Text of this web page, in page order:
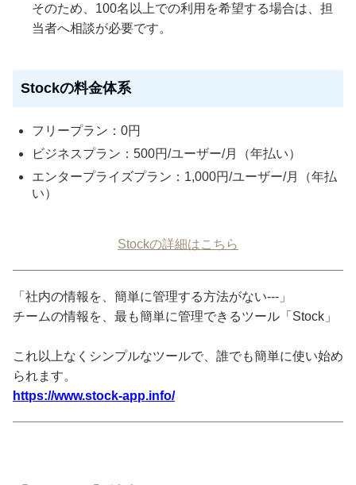
そのため、100名以上での利用を希望する場合は、担
当者へ相談が必要です。
Stockの料金体系
フリープラン：0円
ビジネスプラン：500円/ユーザー/月（年払い）
エンタープライズプラン：1,000円/ユーザー/月（年払
い）
Stockの詳細はこちら
「社内の情報を、簡単に管理する方法がない---」
チームの情報を、最も簡単に管理できるツール「Stock」
これ以上なくシンプルなツールで、誰でも簡単に使い始め
られます。
https://www.stock-app.info/